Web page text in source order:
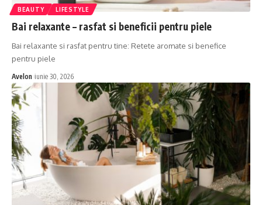
BEAUTY LIFESTYLE
Bai relaxante – rasfat si beneficii pentru piele
Bai relaxante si rasfat pentru tine: Retete aromate si benefice
pentru piele
Avelon iunie 30, 2026